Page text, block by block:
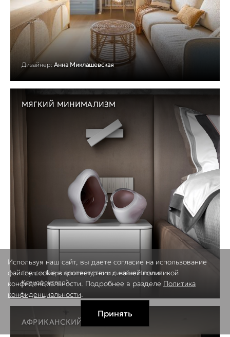
Дизайнер: Анна Миклашевская
МЯГКИЙ МИНИМАЛИЗМ
Студия: Бюро архитектурного дизайна Наталии
Ксенофонтовой
АФРИКАНСКИЙ JAPANDI
Используя наш сайт, вы даете согласие на использование
файлов cookie в соответствии с нашей политикой
конфиденциальности. Подробнее в разделе Политика
конфиденциальности.
Принять